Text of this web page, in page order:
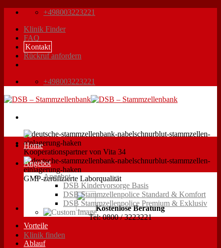
Zum
springen
+498003223221
Klinik Finder
FAQ
Kontakt
Rückruf anfordern
+498003223221
Kooperationspartner von Vita 34
GMP-zertifizierte Laborqualität
Kostenlose Beratung
Tel: 0800 / 3223221
Klinik finden
Home
Angebot
Angebot
DSB Kindervorsorge Basis
DSB Stammzellenpolice Standard & Komfort
DSB Stammzellenpolice Premium & Exklusiv
Vorteile
Ablauf